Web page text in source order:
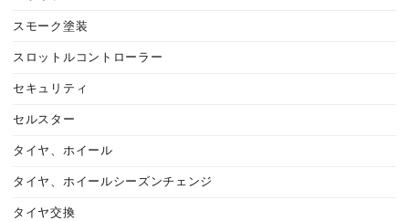
スモーク塗装
スロットルコントローラー
セキュリティ
セルスター
タイヤ、ホイール
タイヤ、ホイールシーズンチェンジ
タイヤ交換